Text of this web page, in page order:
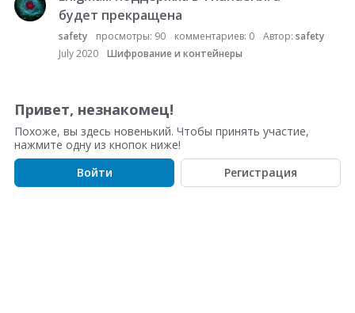
о
е
н
и
й
будет прекращена
safety просмотры: 90 комментариев: 0 Автор: safety
July 2020
Шифрование и контейнеры
Привет, незнакомец!
Похоже, вы здесь новенький. Чтобы принять участие,
нажмите одну из кнопок ниже!
Войти
Регистрация